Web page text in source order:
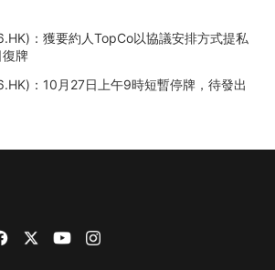
：獲要約人TopCo以協議安排方式提私
牌
：10月27日上午9時短暫停牌，待發出